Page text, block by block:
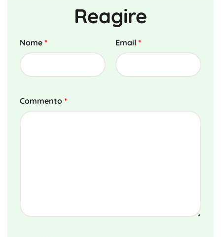
Reagire
Nome * Email *
Commento *